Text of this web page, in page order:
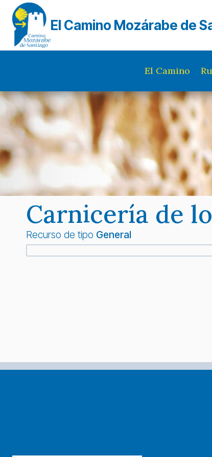
Saltar
contenido
El Camino Mozárabe de
El Camino
Carnicería de
Recurso de tipo General